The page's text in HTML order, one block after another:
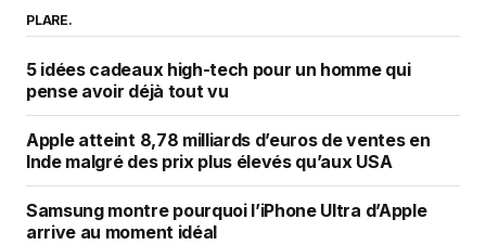
PLARE.
5 idées cadeaux high-tech pour un homme qui
pense avoir déjà tout vu
Apple atteint 8,78 milliards d’euros de ventes en
Inde malgré des prix plus élevés qu’aux USA
Samsung montre pourquoi l’iPhone Ultra d’Apple
arrive au moment idéal